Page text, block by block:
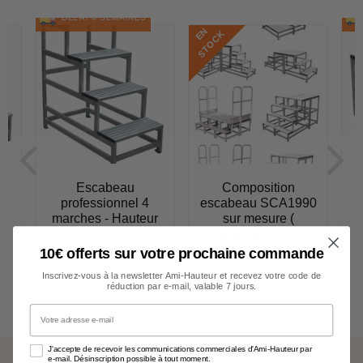
DÉLAI 4 SEMAINES
Escabeau
professionnel 4
marches - Hauteur
Prix
régulier
€525,24 TTC€525,24
€437,70 HT
E
N
S
T
O
C
K
Composition
escabeau SCA1990
sur mesure (
devis )
Prix
régulier
€0,00 TTC€0,00
€0,00 HT
10€ offerts sur votre prochaine commande
Inscrivez-vous à la newsletter Ami-Hauteur et recevez votre code de
réduction par e-mail, valable 7 jours.
Votre adresse e-mail
J'accepte de recevoir les communications commerciales d'Ami-Hauteur par
e-mail. Désinscription possible à tout moment.